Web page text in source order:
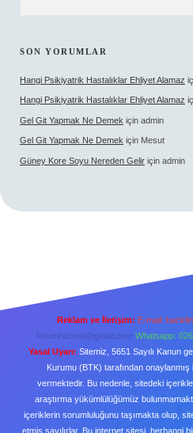
SON YORUMLAR
Hangi Psikiyatrik Hastalıklar Ehliyet Alamaz
Hangi Psikiyatrik Hastalıklar Ehliyet Alamaz
Gel Git Yapmak Ne Demek için admin
Gel Git Yapmak Ne Demek için Mesut
Güney Kore Soyu Nereden Gelir için admin
Reklam ve İletişim: E-mail:
forumhizmeti@gmail.com Whatsapp:
Yasal Uyarı: Sitemiz, 5651 Sayılı Kanun
Kurumu (BTK) tarafından
vermektedir. Bu nedenle, sitedeki
araştırma yükümlülüğümüz
içeriklerin sorumluluğunu taşımakta olup,
etmiş sayılırlar. Bu internet sitesi, herhangi